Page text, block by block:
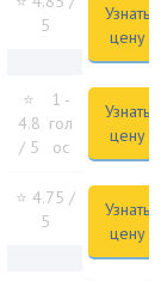
5
Узнать
цену
⭐
4.8
/ 5
1 -
гол
ос
Узнать
цену
⭐ 4.75 /
5
Узнать
цену